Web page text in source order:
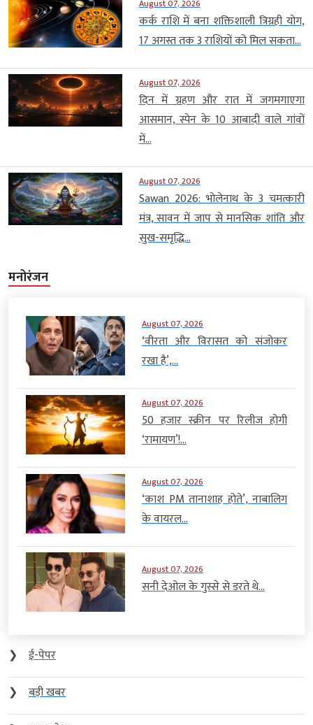
August 07, 2026
कर्क राशि में बना शक्तिशाली त्रिग्रही योग,
17 अगस्त तक 3 राशियों को मिल सकता...
August 07, 2026
दिन में ग्रहण और रात में जगमगाएगा
आसमान, स्पेन के 10 आबादी वाले गांवों
में...
August 07, 2026
Sawan 2026: भोलेनाथ के 3 चमत्कारी
मंत्र, सावन में जाप से मानसिक शांति और
सुख-समृद्धि...
मनोरंजन
August 07, 2026
‘वीरता और विरासत को संजोकर
रखा है’,...
August 07, 2026
50 हजार स्क्रीन पर रिलीज होगी
‘रामायण’!...
August 07, 2026
‘काश PM तानाशाह होते’, नाबालिग
के वायरल...
August 07, 2026
सनी देओल के गुस्से से डरते थे...
❯
ई-पेपर
❯
बड़ी खबर